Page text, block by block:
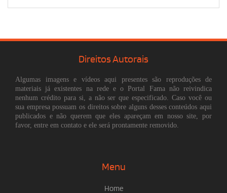
Direitos Autorais
Algumas imagens e vídeos aqui presentes são reproduções de
materiais já existentes na rede e o Portal Fama não reivindica
nenhum crédito para si, a não ser que especificado. Caso você ou
sua empresa possuam os direitos sobre alguns desses conteúdos aqui
publicados e não querem que eles apareçam em nosso site, por
favor, entre em contato e ele será prontamente removido.
Menu
Home